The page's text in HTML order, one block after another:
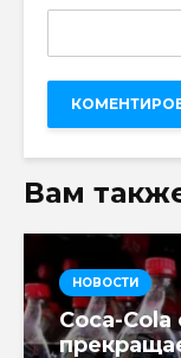
Вам
НОВОСТИ
Coca-